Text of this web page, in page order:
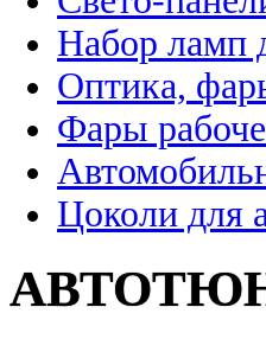
Набор ламп
Оптика,
Фары
Цоколи для